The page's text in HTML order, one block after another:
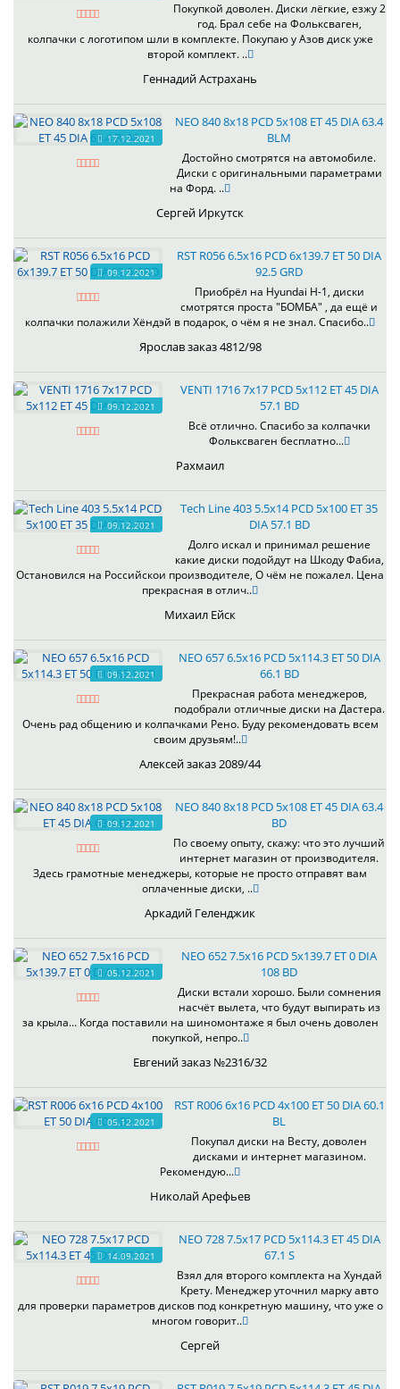
Покупкой доволен. Диски лёгкие, езжу 2
год. Брал себе на Фольксваген,
колпачки с логотипом шли в комплекте. Покупаю у Азов диск уже
второй комплект. ..
Геннадий Астрахань
17.12.2021
NEO 840 8x18 PCD 5x108 ET 45 DIA 63.4
BLM
Достойно смотрятся на автомобиле.
Диски с оригинальными параметрами
на Форд. ..
Сергей Иркутск
09.12.2021
RST R056 6.5x16 PCD 6x139.7 ET 50 DIA
92.5 GRD
Приобрёл на Hyundai H-1, диски
смотрятся проста "БОМБА" , да ещё и
колпачки полажили Хёндэй в подарок, о чём я не знал. Спасибо..
Ярослав заказ 4812/98
09.12.2021
VENTI 1716 7x17 PCD 5x112 ET 45 DIA
57.1 BD
Всё отлично. Спасибо за колпачки
Фольксваген бесплатно...
Рахмаил
09.12.2021
Tech Line 403 5.5x14 PCD 5x100 ET 35
DIA 57.1 BD
Долго искал и принимал решение
какие диски подойдут на Шкоду Фабиа,
Остановился на Российскои производителе, О чём не пожалел. Цена
прекрасная в отлич..
Михаил Ейск
09.12.2021
NEO 657 6.5x16 PCD 5x114.3 ET 50 DIA
66.1 BD
Прекрасная работа менеджеров,
подобрали отличные диски на Дастера.
Очень рад общению и колпачками Рено. Буду рекомендовать всем
своим друзьям!..
Алексей заказ 2089/44
09.12.2021
NEO 840 8x18 PCD 5x108 ET 45 DIA 63.4
BD
По своему опыту, скажу: что это лучший
интернет магазин от производителя.
Здесь грамотные менеджеры, которые не просто отправят вам
оплаченные диски, ..
Аркадий Геленджик
05.12.2021
NEO 652 7.5x16 PCD 5x139.7 ET 0 DIA
108 BD
Диски встали хорошо. Были сомнения
насчёт вылета, что будут выпирать из
за крыла... Когда поставили на шиномонтаже я был очень доволен
покупкой, непро..
Евгений заказ №2316/32
05.12.2021
RST R006 6x16 PCD 4x100 ET 50 DIA 60.1
BL
Покупал диски на Весту, доволен
дисками и интернет магазином.
Рекомендую...
Николай Арефьев
14.09.2021
NEO 728 7.5x17 PCD 5x114.3 ET 45 DIA
67.1 S
Взял для второго комплекта на Хундай
Крету. Менеджер уточнил марку авто
для проверки параметров дисков под конкретную машину, что уже о
многом говорит..
Сергей